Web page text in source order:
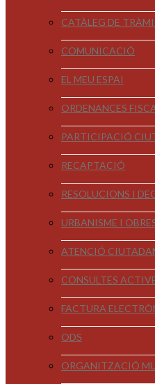
CATÀLEG DE
COMUNICACIÓ
EL MEU ESPAI
ORDENANCES
PARTICIPACIÓ
RECAPTACIÓ
RESOLUCIONS I
URBANISME I
ATENCIÓ
CONSULTES
FACTURA
ODS
ORGANITZACIÓ